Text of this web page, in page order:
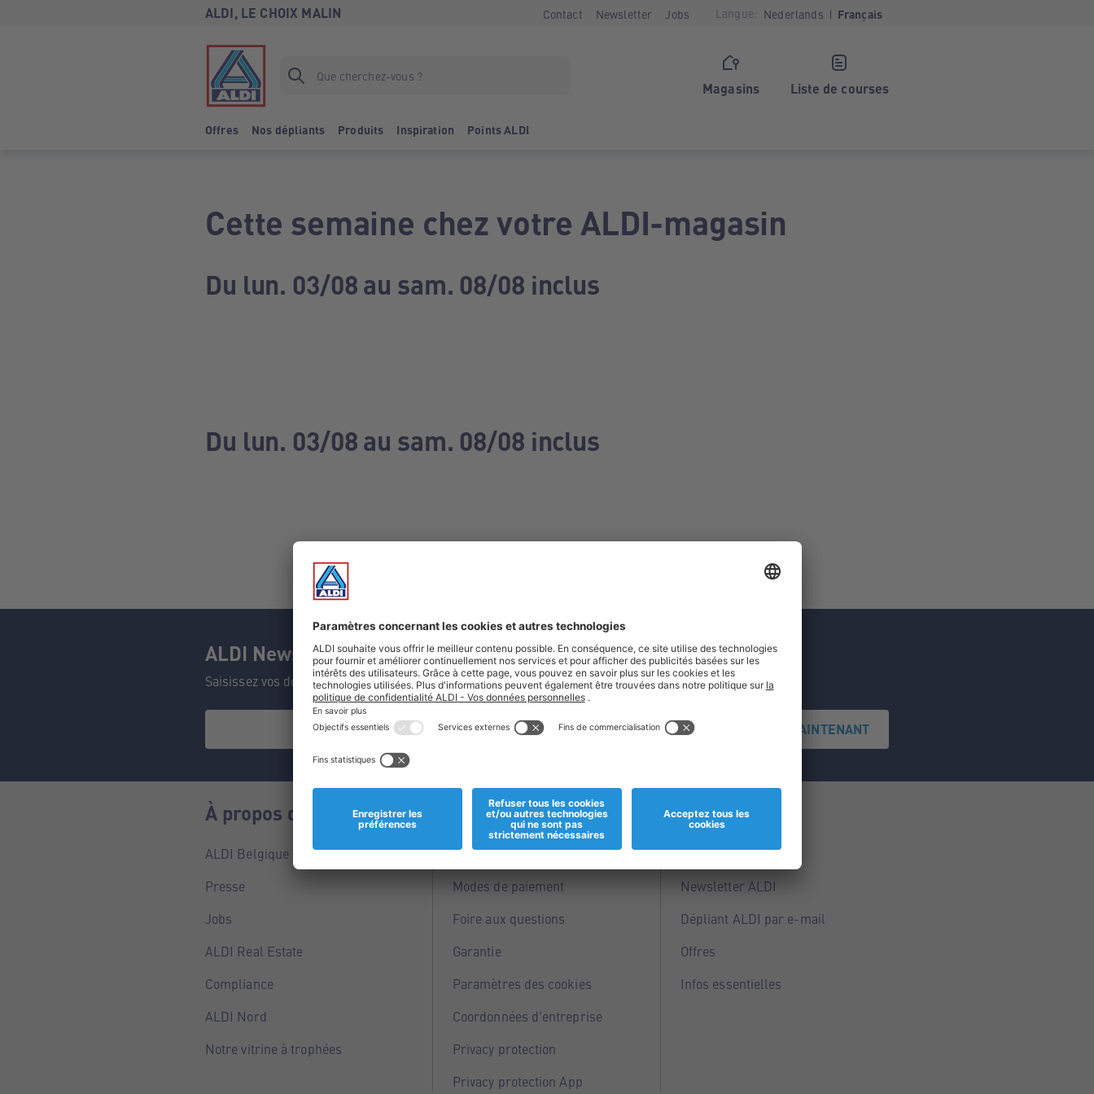
ALDI, LE CHOIX MALIN Contact Newsletter Jobs Langue: Nederlands Français
Magasins Liste de courses
Offres Nos dépliants Produits Inspiration Points ALDI
Cette semaine chez votre ALDI-magasin
Du lun. 03/08 au sam. 08/08 inclus
Du lun. 03/08 au sam. 08/08 inclus
ALDI Newsletter
Saisissez vos données et ne manquez aucune de nos offres.
S'INSCRIRE MAINTENANT
À propos de nous
ALDI Belgique
Presse
Jobs
ALDI Real Estate
Compliance
ALDI Nord
Notre vitrine à trophées
Informations
Magasins
Modes de paiement
Foire aux questions
Garantie
Paramètres des cookies
Coordonnées d'entreprise
Privacy protection
Privacy protection App
Service
Points ALDI
Newsletter ALDI
Dépliant ALDI par e-mail
Offres
Infos essentielles